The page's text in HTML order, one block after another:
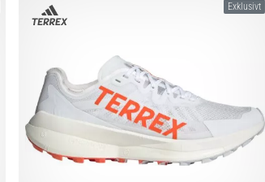
42⅔ 43⅓ 44 45⅓ 46⅔ 47⅓ 44⅔ 46 Exklusivt